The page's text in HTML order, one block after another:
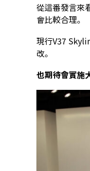
從這番發言來
會比較合理。
現行V37
改。
也期待會實施